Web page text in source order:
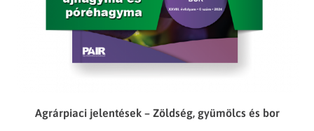
Agrárpiaci jelentések – Zöldség, gyümölcs és bor